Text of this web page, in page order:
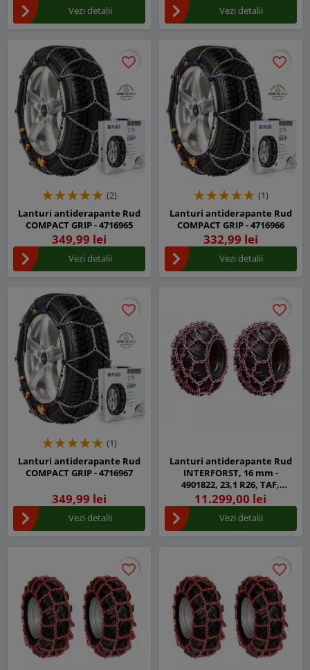
Vezi detalii Vezi detalii
favorite_border
favorite_border
(2)
Lanturi antiderapante Rud
COMPACT GRIP - 4716965
349,99 lei
Vezi detalii
favorite_border
favorite_border
(1)
Lanturi antiderapante Rud
COMPACT GRIP - 4716966
332,99 lei
Vezi detalii
favorite_border
favorite_border
(1)
Lanturi antiderapante Rud
COMPACT GRIP - 4716967
349,99 lei
Vezi detalii
favorite_border
favorite_border
Lanturi antiderapante Rud
INTERFORST, 16 mm -
4901822, 23,1 R26, TAF,
Pereche 2 Plase
11.299,00 lei
Vezi detalii
favorite_border
favorite_border favorite_border
favorite_border